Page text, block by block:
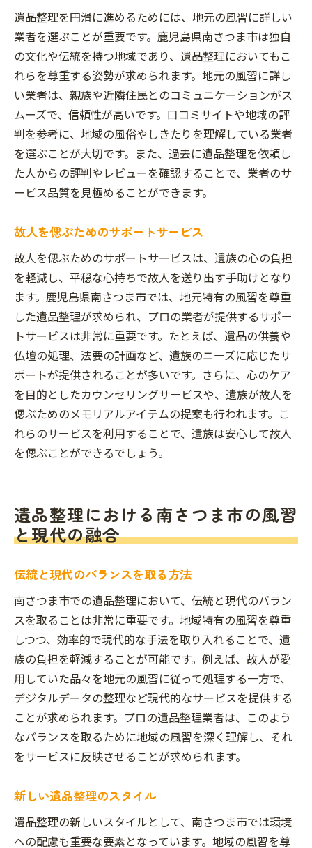
遺品整理を円滑に進めるためには、地元の風習に詳しい
業者を選ぶことが重要です。鹿児島県南さつま市は独自
の文化や伝統を持つ地域であり、遺品整理においてもこ
れらを尊重する姿勢が求められます。地元の風習に詳し
い業者は、親族や近隣住民とのコミュニケーションがス
ムーズで、信頼性が高いです。口コミサイトや地域の評
判を参考に、地域の風俗やしきたりを理解している業者
を選ぶことが大切です。また、過去に遺品整理を依頼し
た人からの評判やレビューを確認することで、業者のサ
ービス品質を見極めることができます。
故人を偲ぶためのサポートサービス
故人を偲ぶためのサポートサービスは、遺族の心の負担
を軽減し、平穏な心持ちで故人を送り出す手助けとなり
ます。鹿児島県南さつま市では、地元特有の風習を尊重
した遺品整理が求められ、プロの業者が提供するサポー
トサービスは非常に重要です。たとえば、遺品の供養や
仏壇の処理、法要の計画など、遺族のニーズに応じたサ
ポートが提供されることが多いです。さらに、心のケア
を目的としたカウンセリングサービスや、遺族が故人を
偲ぶためのメモリアルアイテムの提案も行われます。こ
れらのサービスを利用することで、遺族は安心して故人
を偲ぶことができるでしょう。
遺品整理における南さつま市の風習
と現代の融合
伝統と現代のバランスを取る方法
南さつま市での遺品整理において、伝統と現代のバラン
スを取ることは非常に重要です。地域特有の風習を尊重
しつつ、効率的で現代的な手法を取り入れることで、遺
族の負担を軽減することが可能です。例えば、故人が愛
用していた品々を地元の風習に従って処理する一方で、
デジタルデータの整理など現代的なサービスを提供する
ことが求められます。プロの遺品整理業者は、このよう
なバランスを取るために地域の風習を深く理解し、それ
をサービスに反映させることが求められます。
新しい遺品整理のスタイル
遺品整理の新しいスタイルとして、南さつま市では環境
への配慮も重要な要素となっています。地域の風習を尊